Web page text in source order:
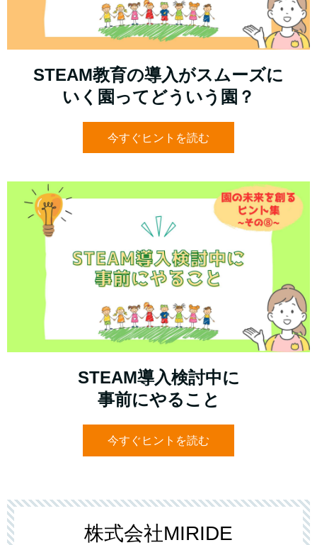
STEAM教育の導入がスムーズに
いく園ってどういう園？
今すぐヒントを読む
STEAM導入検討中に
事前にやること
今すぐヒントを読む
株式会社MIRIDE